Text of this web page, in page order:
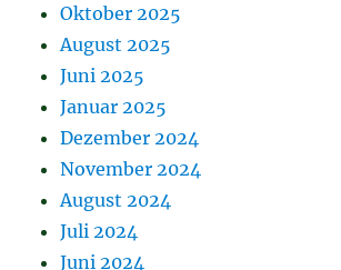
Oktober 2025
August 2025
Juni 2025
Januar 2025
Dezember 2024
November 2024
August 2024
Juli 2024
Juni 2024